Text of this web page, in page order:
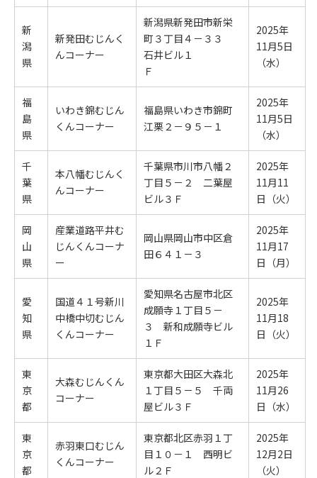
新
潟
県
新発田むじんく
んコーナー
新潟県新発田市新栄
町３丁目４－３３
石井ビル１
Ｆ
2025年
11月5日
（水）
福
島
県
いわき錦むじん
くんコーナー
福島県いわき市錦町
江栗２－９５－１
2025年
11月5日
（水）
千
葉
県
本八幡むじんく
んコーナー
千葉県市川市八幡２
丁目５－２ 二葉屋
ビル３Ｆ
2025年
11月11
日（火）
岡
山
県
産業道路平井む
じんくんコーナ
ー
岡山県岡山市中区倉
田６４１－３
2025年
11月17
日（月）
愛
知
県
国道４１号新川
中橋中切むじん
くんコーナー
愛知県名古屋市北区
成願寺１丁目５－
３ 新和成願寺ビル
１Ｆ
2025年
11月18
日（火）
東
京
都
大森むじんくん
コーナー
東京都大田区大森北
１丁目５－５ 千両
屋ビル３Ｆ
2025年
11月26
日（水）
東
京
都
赤羽東口むじん
くんコーナー
東京都北区赤羽１丁
目１０－１ 西明ビ
ル２Ｆ
2025年
12月2日
（火）